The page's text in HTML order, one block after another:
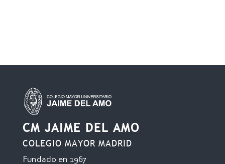
CM JAIME DEL AMO
COLEGIO MAYOR MADRID
Fundado en 1967